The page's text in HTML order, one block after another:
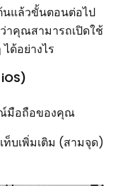
แล้วขั้นตอนต่อไป
าคุณสามารถเปิดใช้
ด้อย่างไร
ณ์มือถือของคุณ
บเพิ่มเติม (สามจุด)